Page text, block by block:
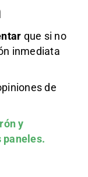
que si no
inmediata
de
y
paneles.